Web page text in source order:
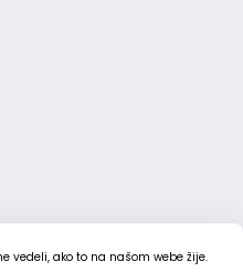
vedeli, ako to na našom webe žije.